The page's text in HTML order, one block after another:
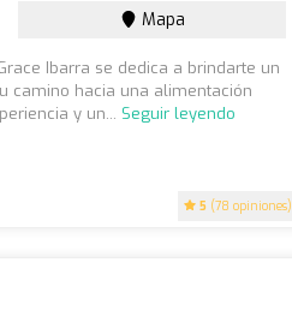
5 (78 opiniones)
Mapa
Ibarra se dedica a brindarte un
camino hacia una alimentación
y un... Seguir leyendo